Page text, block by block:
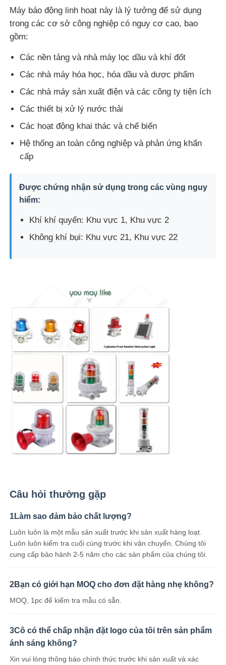
Máy báo động linh hoạt này là lý tưởng để sử dụng
trong các cơ sở công nghiệp có nguy cơ cao, bao
gồm:
Các nền tảng và nhà máy lọc dầu và khí đốt
Các nhà máy hóa học, hóa dầu và dược phẩm
Các nhà máy sản xuất điện và các công ty tiện ích
Các thiết bị xử lý nước thải
Các hoạt động khai thác và chế biến
Hệ thống an toàn công nghiệp và phản ứng khẩn
cấp
Được chứng nhận sử dụng trong các vùng nguy
hiểm:
Khí khí quyển: Khu vực 1, Khu vực 2
Không khí bụi: Khu vực 21, Khu vực 22
Câu hỏi thường gặp
1Làm sao đảm bảo chất lượng?
Luôn luôn là một mẫu sản xuất trước khi sản xuất hàng loạt.
Luôn luôn kiểm tra cuối cùng trước khi vận chuyển. Chúng tôi
cung cấp bảo hành 2-5 năm cho các sản phẩm của chúng tôi.
2Bạn có giới hạn MOQ cho đơn đặt hàng nhẹ không?
MOQ, 1pc để kiểm tra mẫu có sẵn.
3Cô có thể chấp nhận đặt logo của tôi trên sản phẩm
ánh sáng không?
Xin vui lòng thông báo chính thức trước khi sản xuất và xác